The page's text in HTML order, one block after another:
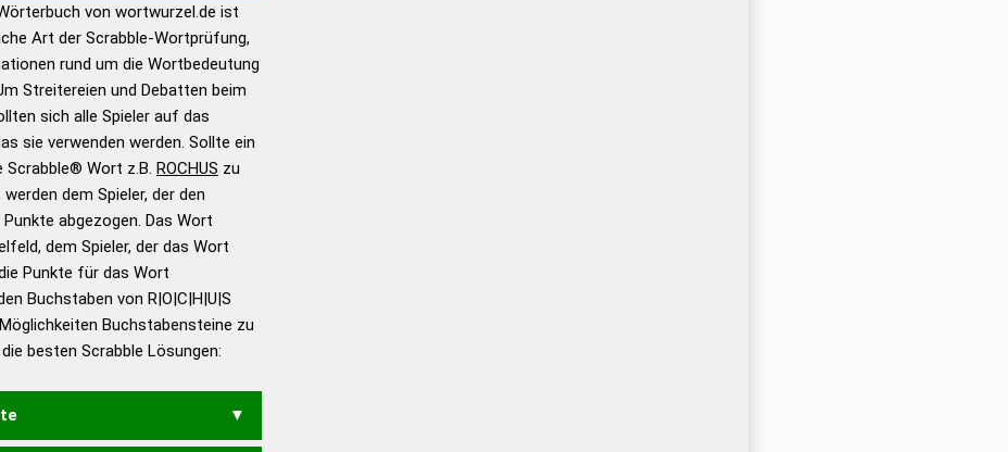
Hilfe eines semantischen
gute Anhaltspunkte zu
und Wortform, um die
für das Scrabble-Spiel zu
Turnier Scrabble-
Duden – Standardwerk in 12
Bänden
Duden – Richtiges und gutes
Deutsch
Duden – Die deutsche Grammatik
Duden – Deutsches
von wortwurzel.de ist
Art der Scrabble-Wortprüfung,
rund um die Wortbedeutung
Streitereien und Debatten beim
sich alle Spieler auf das
sie verwenden werden. Sollte ein
Scrabble® Wort z.B. ROCHUS zu
dem Spieler, der den
abgezogen. Das Wort
dem Spieler, der das Wort
Punkte für das Wort
Buchstaben von R|O|C|H|U|S
Buchstabensteine zu
besten Scrabble Lösungen: